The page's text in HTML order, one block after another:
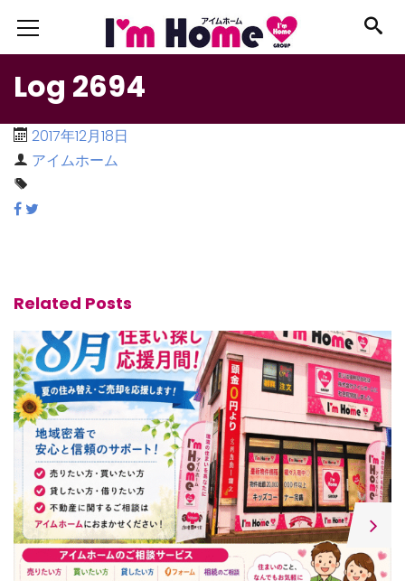
Log 2694
2017年12月18日
アイムホーム
Related Posts